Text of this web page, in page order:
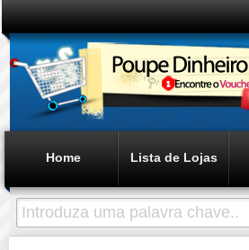
Home Lista de Lojas